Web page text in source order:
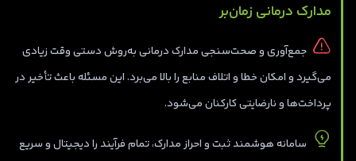
مدارک درمانی زمان‌بر
جمع‌آوری و صحت‌سنجی مدارک درمانی به‌روش دستی وقت زیادی
می‌گیرد و امکان خطا و اتلاف منابع را بالا می‌برد. این مسئله باعث تأخیر در
پرداخت‌ها و نارضایتی کارکنان می‌شود.
سامانه هوشمند ثبت و احراز مدارک، تمام فرآیند را دیجیتال و سریع